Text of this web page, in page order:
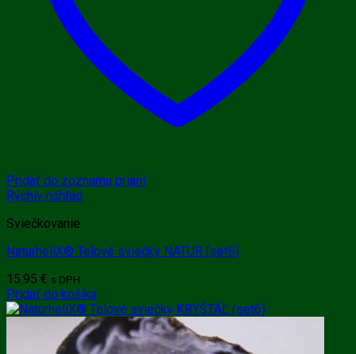
Pridať do zoznamu prianí
Rýchly náhľad
Sviečkovanie
NaturheliX® Telové sviečky NATUR (set6)
15.95 € s DPH
Pridať do košíka